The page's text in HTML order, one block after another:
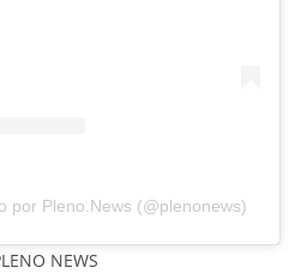
por Pleno.News (@plenonews)
NEWS